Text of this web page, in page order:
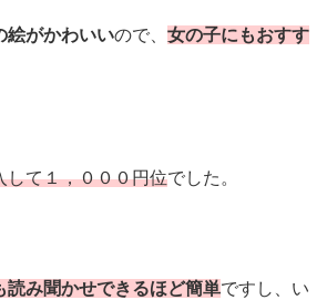
絵がかわいいので、 女の子にもおすす
して１，０００円位でした。
読み聞かせできるほど簡単ですし、い